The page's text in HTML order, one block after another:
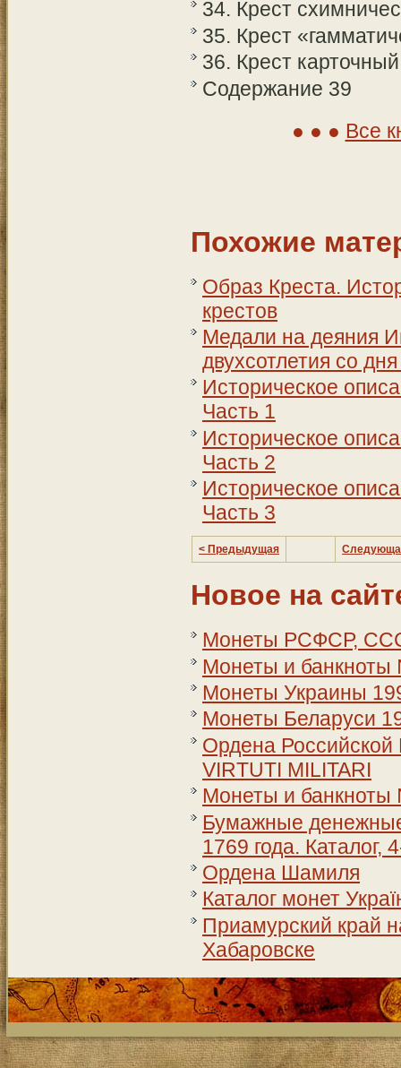
34. Крест
35. Крест
36. Крест
Содержание 39
Все
Похожие
Образ Креста.
крестов
Медали на деяния
двухсотлетия со
Историческое
Часть 1
Историческое
Часть 2
Историческое
Часть 3
< Предыдущая
Новое на
Монеты РСФСР,
Монеты и
Монеты Украины
Монеты Беларуси
Ордена
VIRTUTI MILITARI
Монеты и
Бумажные
1769 года. Каталог,
Ордена Шамиля
Каталог монет
Приамурский край
Хабаровске